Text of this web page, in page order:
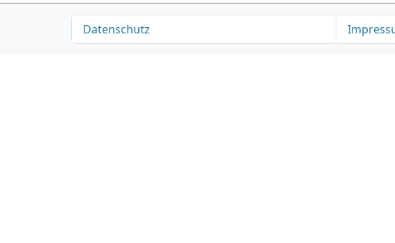
Datenschutz